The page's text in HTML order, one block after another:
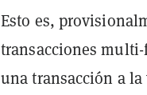
Esto es,
transacciones
una transacción a la